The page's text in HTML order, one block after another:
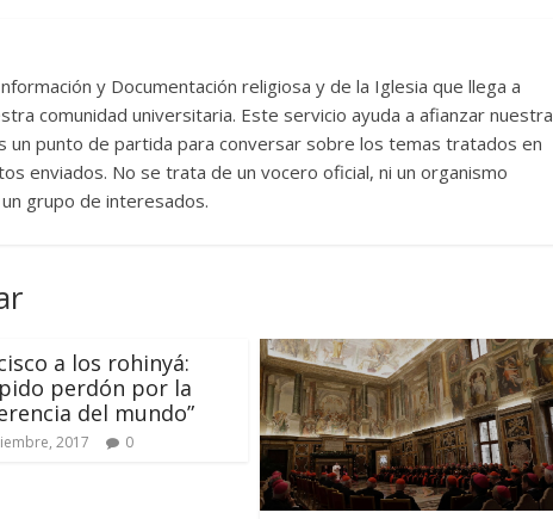
y Documentación religiosa y de la Iglesia que llega a
comunidad universitaria. Este servicio ayuda a afianzar nuestra
un punto de partida para conversar sobre los temas tratados en
enviados. No se trata de un vocero oficial, ni un organismo
grupo de interesados.
a los rohinyá:
pido perdón por la
del mundo”
2017 0